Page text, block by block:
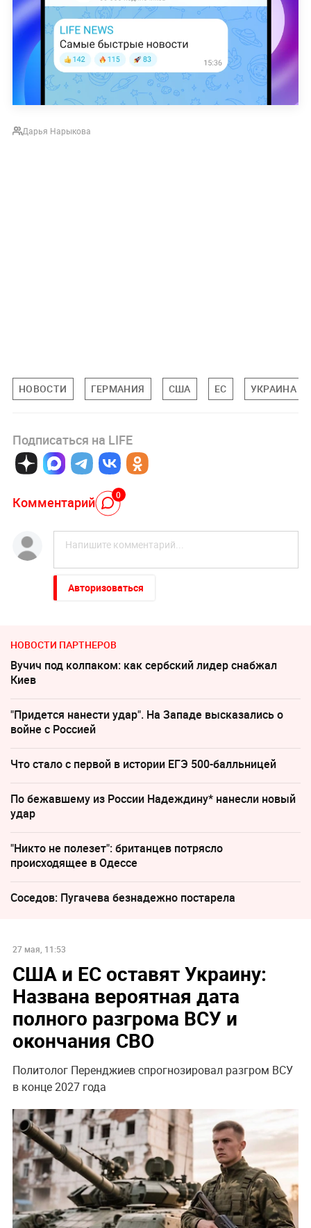
Дарья Нарыкова
НОВОСТИ ГЕРМАНИЯ США ЕС УКРАИНА
Подписаться на LIFE
Комментарий 0
Авторизоваться
НОВОСТИ ПАРТНЕРОВ
Вучич под колпаком: как сербский лидер снабжал
Киев
"Придется нанести удар". На Западе высказались о
войне с Россией
Что стало с первой в истории ЕГЭ 500-балльницей
По бежавшему из России Надеждину* нанесли новый
удар
"Никто не полезет": британцев потрясло
происходящее в Одессе
Соседов: Пугачева безнадежно постарела
27 мая, 11:53
США и ЕС оставят Украину:
Названа вероятная дата
полного разгрома ВСУ и
окончания СВО
Политолог Перенджиев спрогнозировал разгром ВСУ
в конце 2027 года